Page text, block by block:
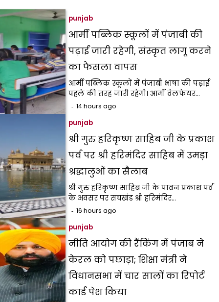
punjab
आर्मी पब्लिक स्कूलों में पंजाबी की
पढ़ाई जारी रहेगी, संस्कृत लागू करने
का फैसला वापस
आर्मी पब्लिक स्कूलों में पंजाबी भाषा की पढ़ाई
पहले की तरह जारी रहेगी। आर्मी वेलफेयर…
14 hours ago
punjab
श्री गुरु हरिकृष्ण साहिब जी के प्रकाश
पर्व पर श्री हरिमंदिर साहिब में उमड़ा
श्रद्धालुओं का सैलाब
श्री गुरु हरिकृष्ण साहिब जी के पावन प्रकाश पर्व
के अवसर पर सचखंड श्री हरिमंदिर…
16 hours ago
punjab
नीति आयोग की रैंकिंग में पंजाब ने
केरल को पछाड़ा; शिक्षा मंत्री ने
विधानसभा में चार सालों का रिपोर्ट
कार्ड पेश किया